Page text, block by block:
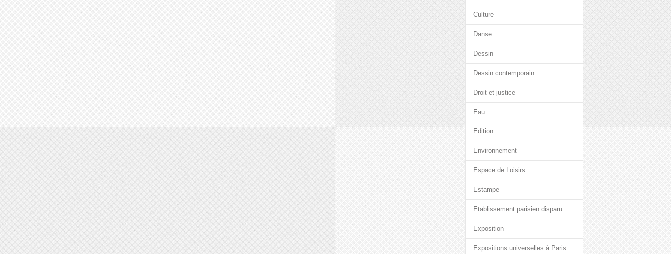
Culture
Danse
Dessin
Dessin contemporain
Droit et justice
Eau
Edition
Environnement
Espace de Loisirs
Estampe
Etablissement parisien disparu
Exposition
Expositions universelles à Paris